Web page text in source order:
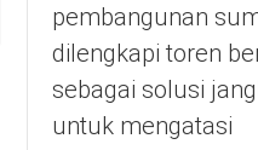
pembangunan
dilengkapi toren
sebagai solusi
untuk mengatasi